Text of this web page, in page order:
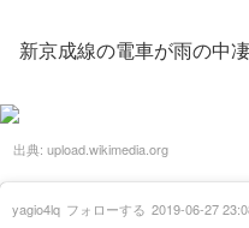
新京成線の電車が雨の中
出典: upload.wikimedia.org
yagio4lq フォローする 2019-06-27